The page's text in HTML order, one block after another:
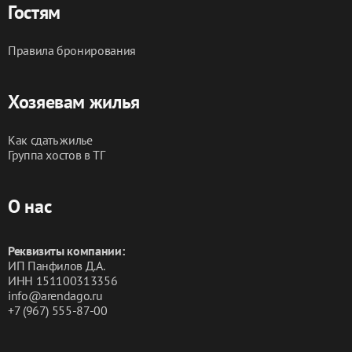
Гостям
Правила бронирования
Хозяевам жилья
Как сдать жилье
Группа хостов в ТГ
О нас
Реквизиты компании:
ИП Панфилов Д.А.
ИНН 151100313356
info@arendago.ru
+7 (967) 555-87-00